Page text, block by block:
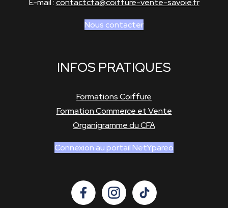
E-mail :contactcfa@coiffure-vente-savoie.fr
Nous contacter
INFOS PRATIQUES
Formations Coiffure
Formation Commerce et Vente
Organigramme du CFA
Connexion au portail NetYpareo